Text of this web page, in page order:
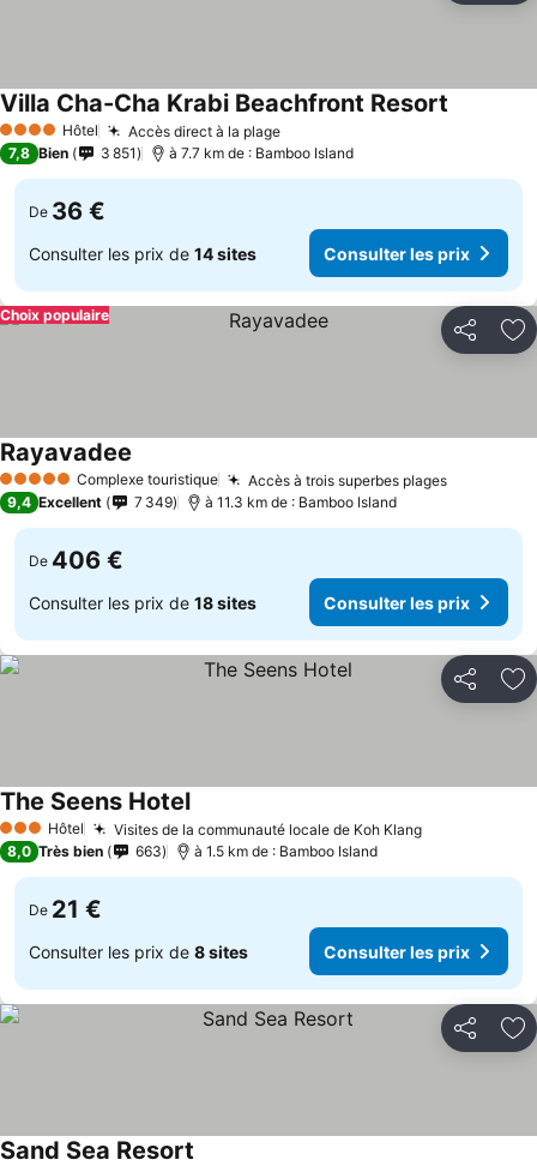
4 Étoiles Hôtel Accès direct à la plage
Villa Cha-Cha Krabi Beachfront Resort
7,8 Bien 3 851 à 7.7 km de : Bamboo Island
De 36 €
Consulter les prix de 14 sites Consulter les prix
Partager
Choix populaire
5 Étoiles Complexe touristique Accès à trois superbes plages
Rayavadee
9,4 Excellent 7 349 à 11.3 km de : Bamboo Island
De 406 €
Consulter les prix de 18 sites Consulter les prix
Partager
3 ÉtoilesHôtel Visites de la communauté locale de Koh Klang
The Seens Hotel
8,0 Très bien 663 à 1.5 km de : Bamboo Island
De 21 €
Consulter les prix de 8 sites Consulter les prix
Partager
Sand Sea Resort